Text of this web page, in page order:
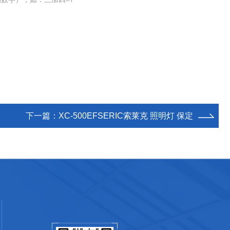
下一篇： XC-500EFSERIC索莱克 照明灯 保定